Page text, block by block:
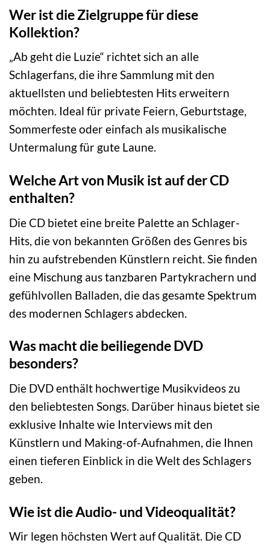
Wer ist die Zielgruppe für diese
Kollektion?
„Ab geht die Luzie“ richtet sich an alle
Schlagerfans, die ihre Sammlung mit den
aktuellsten und beliebtesten Hits erweitern
möchten. Ideal für private Feiern, Geburtstage,
Sommerfeste oder einfach als musikalische
Untermalung für gute Laune.
Welche Art von Musik ist auf der CD
enthalten?
Die CD bietet eine breite Palette an Schlager-
Hits, die von bekannten Größen des Genres bis
hin zu aufstrebenden Künstlern reicht. Sie finden
eine Mischung aus tanzbaren Partykrachern und
gefühlvollen Balladen, die das gesamte Spektrum
des modernen Schlagers abdecken.
Was macht die beiliegende DVD
besonders?
Die DVD enthält hochwertige Musikvideos zu
den beliebtesten Songs. Darüber hinaus bietet sie
exklusive Inhalte wie Interviews mit den
Künstlern und Making-of-Aufnahmen, die Ihnen
einen tieferen Einblick in die Welt des Schlagers
geben.
Wie ist die Audio- und Videoqualität?
Wir legen höchsten Wert auf Qualität. Die CD